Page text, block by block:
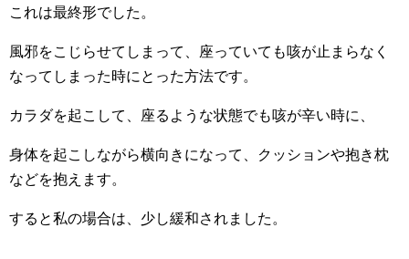
これは最終形でした。
風邪をこじらせてしまって、座っていても咳が止まらなく
なってしまった時にとった方法です。
カラダを起こして、座るような状態でも咳が辛い時に、
身体を起こしながら横向きになって、クッションや抱き枕
などを抱えます。
すると私の場合は、少し緩和されました。